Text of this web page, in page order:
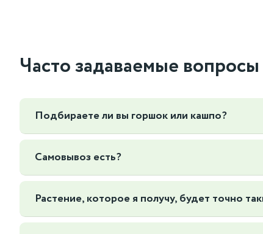
Часто задаваемые вопросы
Подбираете ли вы горшок или кашпо?
Да, мы можем подобрать горшок или кашпо под ваш
Самовывоз есть?
Да, Мы находимся по адресу г. Москва
Растение, которое я получу, будет точно
Да, и даже лучше! В отличие от многих магазинов, мы